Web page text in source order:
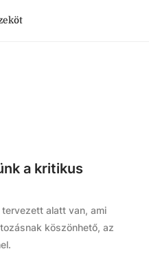
a kritikus
alatt van, ami
köszönhető, az